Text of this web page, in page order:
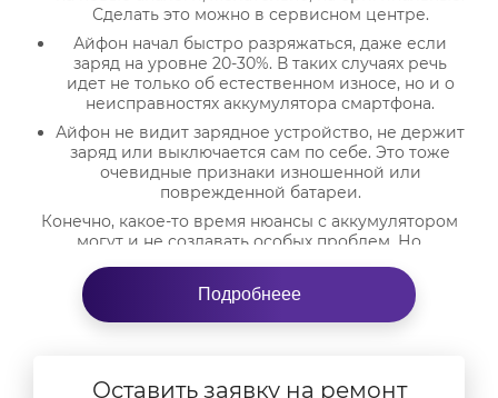
Сделать это можно в сервисном центре.
Айфон начал быстро разряжаться, даже если
заряд на уровне 20-30%. В таких случаях речь
идет не только об естественном износе, но и о
неисправностях аккумулятора смартфона.
Айфон не видит зарядное устройство, не держит
заряд или выключается сам по себе. Это тоже
очевидные признаки изношенной или
поврежденной батареи.
Конечно, какое-то время нюансы с аккумулятором
могут и не создавать особых проблем. Но
айфона будет быстро падать. Вы уже не сможете
полноценно работать с требовательными к
ресурсам приложениями, играть и т.д. Заряда
Можно ли менять АКБ на
Подробнеее
Оставить заявку на ремонт